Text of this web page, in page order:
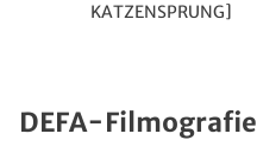
KATZENSPRUNG]
DEFA-Filmografie